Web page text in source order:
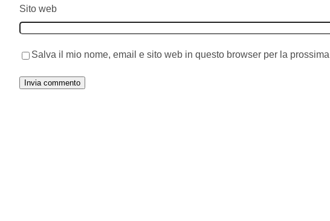
Sito web
Salva il mio nome, email e sito web in questo browser per la